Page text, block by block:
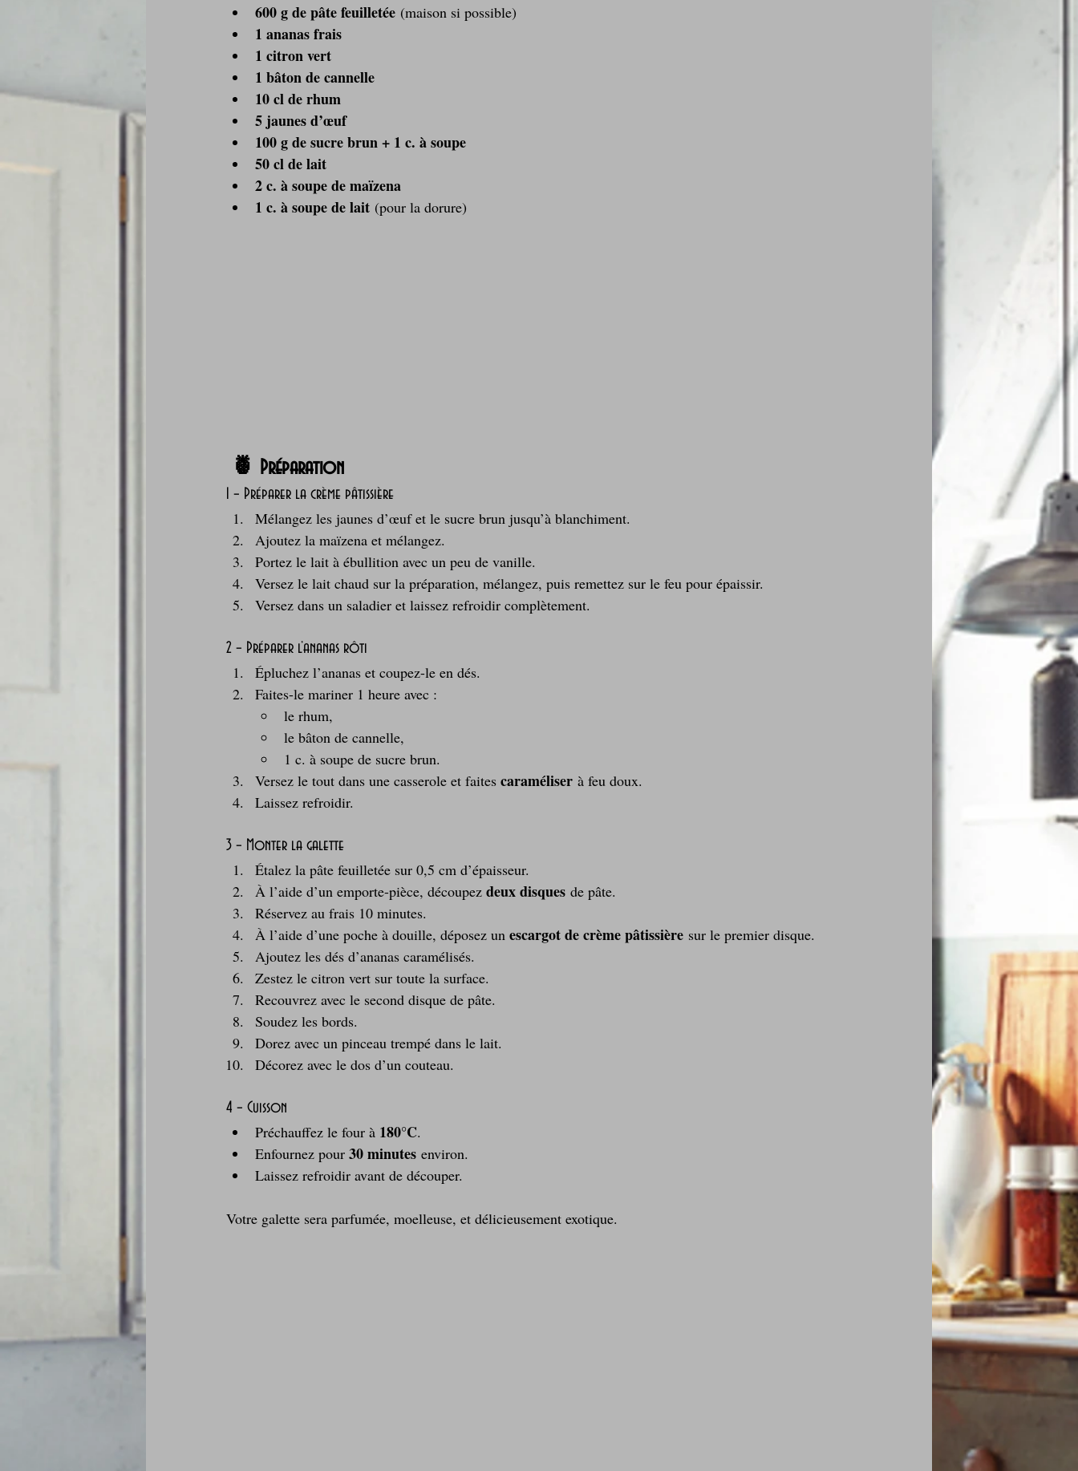
600 g de pâte feuilletée (maison si possible)
1 ananas frais
1 citron vert
1 bâton de cannelle
10 cl de rhum
5 jaunes d’œuf
100 g de sucre brun + 1 c. à soupe
50 cl de lait
2 c. à soupe de maïzena
1 c. à soupe de lait (pour la dorure)
🍍 Préparation
1 – Préparer la crème pâtissière
Mélangez les jaunes d’œuf et le sucre brun jusqu’à blanchiment.
Ajoutez la maïzena et mélangez.
Portez le lait à ébullition avec un peu de vanille.
Versez le lait chaud sur la préparation, mélangez, puis remettez sur le feu pour épaissir.
Versez dans un saladier et laissez refroidir complètement.
2 – Préparer l’ananas rôti
Épluchez l’ananas et coupez-le en dés.
Faites-le mariner 1 heure avec :
le rhum,
le bâton de cannelle,
1 c. à soupe de sucre brun.
Versez le tout dans une casserole et faites caraméliser à feu doux.
Laissez refroidir.
3 – Monter la galette
Étalez la pâte feuilletée sur 0,5 cm d’épaisseur.
À l’aide d’un emporte-pièce, découpez deux disques de pâte.
Réservez au frais 10 minutes.
À l’aide d’une poche à douille, déposez un escargot de crème pâtissière sur le premier disque.
Ajoutez les dés d’ananas caramélisés.
Zestez le citron vert sur toute la surface.
Recouvrez avec le second disque de pâte.
Soudez les bords.
Dorez avec un pinceau trempé dans le lait.
Décorez avec le dos d’un couteau.
4 – Cuisson
Préchauffez le four à 180°C.
Enfournez pour 30 minutes environ.
Laissez refroidir avant de découper.
Votre galette sera parfumée, moelleuse, et délicieusement exotique.